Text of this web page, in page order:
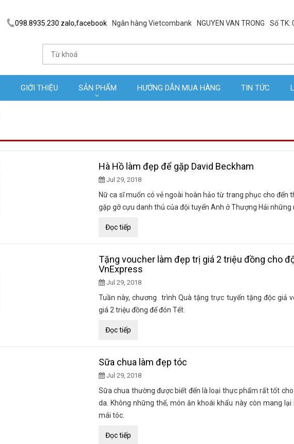
098.8935.230 zalo,facebook Ngân hàng Vietcombank NGUYEN VAN TRONG Số TK:
GIỚI THIỆU SẢN PHẨM HƯỚNG DẪN MUA HÀNG TIN TỨC
Hà Hồ làm đẹp để gặp David Beckham
Jul 29, 2018
Nữ ca sĩ muốn có vẻ ngoài hoàn hảo từ trang phục cho đến
gặp gỡ cựu danh thủ của đội tuyển Anh ở Thượng Hải những
Đọc tiếp
Tặng voucher làm đẹp trị giá 2 triệu đồng cho
VnExpress
Jul 29, 2018
Tuần này, chương trình Quà tặng trực tuyến tặng độc giả
giá 2 triệu đồng để đón Tết.
Đọc tiếp
Sữa chua làm đẹp tóc
Jul 29, 2018
Sữa chua thường được biết đến là loại thực phẩm rất tốt
da. Không những thế, món ăn khoái khẩu này còn mang lại
mái tóc.
Đọc tiếp